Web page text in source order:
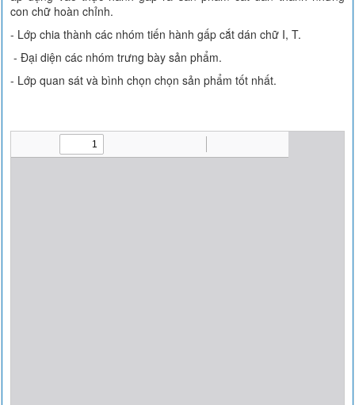
con chữ hoàn chỉnh.
- Lớp chia thành các nhóm tiến hành gấp cắt dán chữ I, T.
- Đại diện các nhóm trưng bày sản phẩm.
- Lớp quan sát và bình chọn chọn sản phẩm tốt nhất.